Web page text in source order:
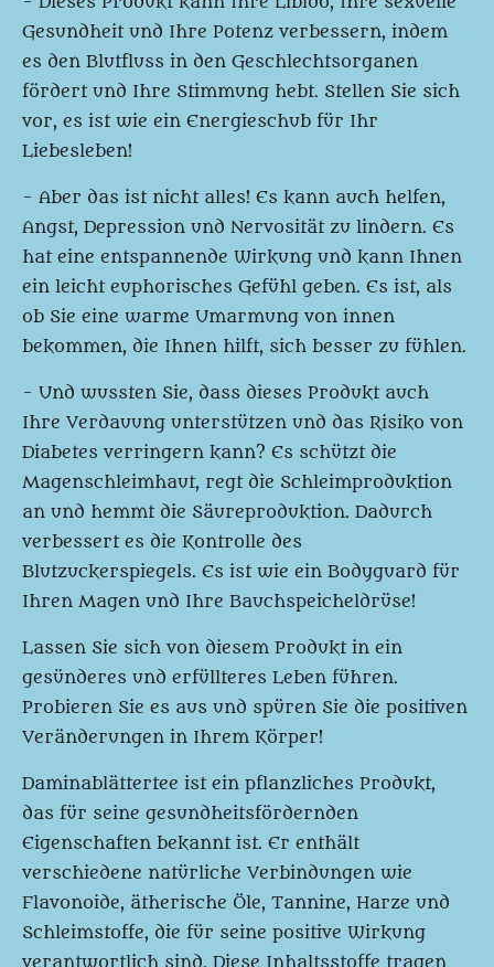
Gesundheit und Ihre Potenz verbessern, indem
es den Blutfluss in den Geschlechtsorganen
fördert und Ihre Stimmung hebt. Stellen Sie sich
vor, es ist wie ein Energieschub für Ihr
Liebesleben!
- Aber das ist nicht alles! Es kann auch helfen,
Angst, Depression und Nervosität zu lindern. Es
hat eine entspannende Wirkung und kann Ihnen
ein leicht euphorisches Gefühl geben. Es ist, als
ob Sie eine warme Umarmung von innen
bekommen, die Ihnen hilft, sich besser zu fühlen.
- Und wussten Sie, dass dieses Produkt auch
Ihre Verdauung unterstützen und das Risiko von
Diabetes verringern kann? Es schützt die
Magenschleimhaut, regt die Schleimproduktion
an und hemmt die Säureproduktion. Dadurch
verbessert es die Kontrolle des
Blutzuckerspiegels. Es ist wie ein Bodyguard für
Ihren Magen und Ihre Bauchspeicheldrüse!
Lassen Sie sich von diesem Produkt in ein
gesünderes und erfüllteres Leben führen.
Probieren Sie es aus und spüren Sie die positiven
Veränderungen in Ihrem Körper!
Daminablättertee ist ein pflanzliches Produkt,
das für seine gesundheitsfördernden
Eigenschaften bekannt ist. Er enthält
verschiedene natürliche Verbindungen wie
Flavonoide, ätherische Öle, Tannine, Harze und
Schleimstoffe, die für seine positive Wirkung
verantwortlich sind. Diese Inhaltsstoffe tragen